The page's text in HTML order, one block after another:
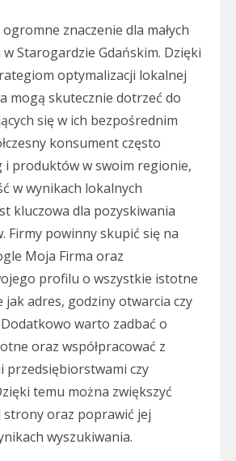
znaczenie dla małych
w Starogardzie Gdańskim. Dzięki
optymalizacji lokalnej
mogą skutecznie dotrzeć do
się w ich bezpośrednim
konsument często
i produktów w swoim regionie,
w wynikach lokalnych
kluczowa dla pozyskiwania
Firmy powinny skupić się na
Moja Firma oraz
profilu o wszystkie istotne
adres, godziny otwarcia czy
warto zadbać o
oraz współpracować z
przedsiębiorstwami czy
temu można zwiększyć
oraz poprawić jej
wyszukiwania.